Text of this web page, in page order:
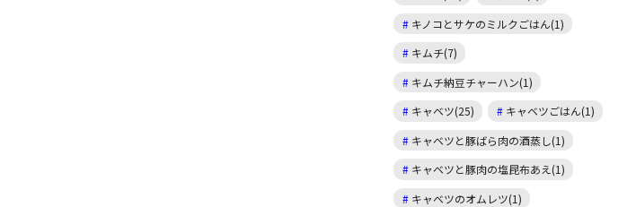
キノコとサケのミルクごはん(1)
キムチ(7)
キムチ納豆チャーハン(1)
キャベツ(25)
キャベツごはん(1)
キャベツと豚ばら肉の酒蒸し(1)
キャベツと豚肉の塩昆布あえ(1)
キャベツのオムレツ(1)